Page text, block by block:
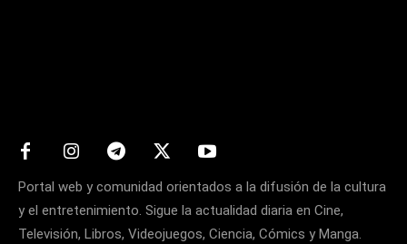
Portal web y comunidad orientados a la difusión de la cultura
y el entretenimiento. Sigue la actualidad diaria en Cine,
Televisión, Libros, Videojuegos, Ciencia, Cómics y Manga.